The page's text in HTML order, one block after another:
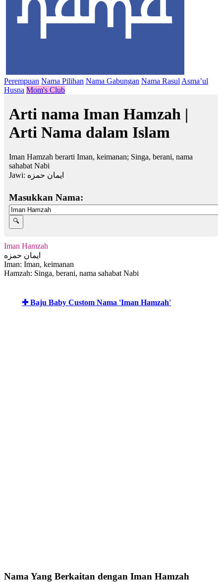
Perempuan Nama Pilihan Nama Gabungan Nama Rasul Asma’ul
Husna Mom's Club
Arti nama Iman Hamzah |
Arti Nama dalam Islam
Iman Hamzah berarti Iman, keimanan; Singa, berani, nama
sahabat Nabi
Jawi: ايمان حمزه
Masukkan Nama:
Iman Hamzah
ايمان حمزه
Iman: Iman, keimanan
Hamzah: Singa, berani, nama sahabat Nabi
✚ Baju Baby Custom Nama 'Iman Hamzah'
Nama Yang Berkaitan dengan Iman Hamzah